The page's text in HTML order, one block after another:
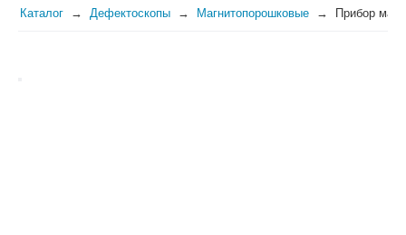
Каталог Дефектоскопы Магнитопорошковые Прибор